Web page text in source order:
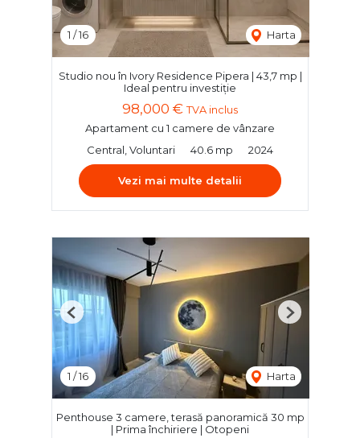
1 /16 Harta
Studio nou în Ivory Residence Pipera | 43,7 mp |
Ideal pentru investiție
98,000 € TVA inclus
Apartament cu 1 camere de vânzare
Central, Voluntari
40.6 mp 2024
Vezi mai multe detalii
1 /16 Harta
Previous Next
Penthouse 3 camere, terasă panoramică 30 mp
| Prima închiriere | Otopeni